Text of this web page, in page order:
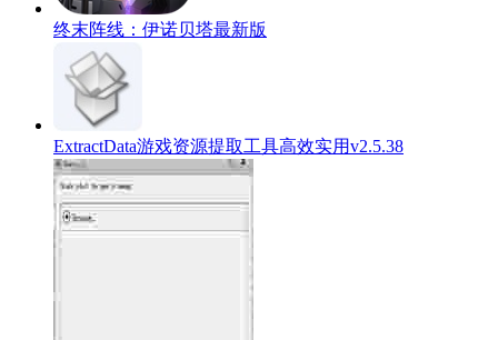
终末阵线：伊诺贝塔最新版
ExtractData游戏资源提取工具高效实用v2.5.38